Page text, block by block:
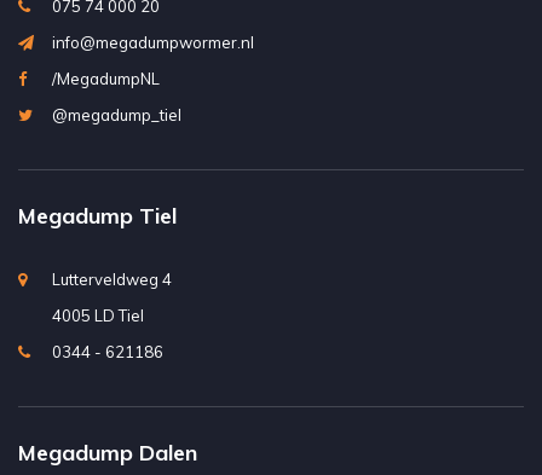
075 74 000 20
info@megadumpwormer.nl
/MegadumpNL
@megadump_tiel
Megadump Tiel
Lutterveldweg 4
4005 LD Tiel
0344 - 621186
Megadump Dalen